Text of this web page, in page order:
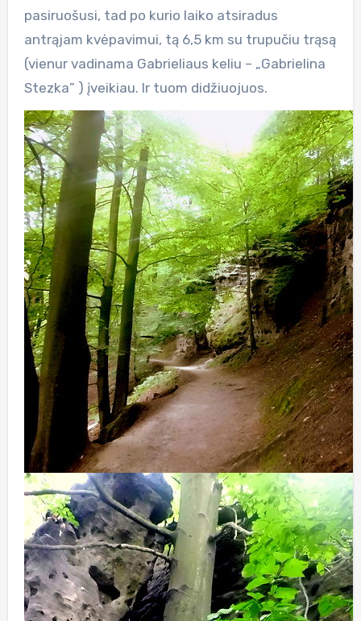
pasiruošusi, tad po kurio laiko atsiradus
antrąjam kvėpavimui, tą 6,5 km su trupučiu trąsą
(vienur vadinama Gabrieliaus keliu – „Gabrielina
Stezka” ) įveikiau. Ir tuom didžiuojuos.